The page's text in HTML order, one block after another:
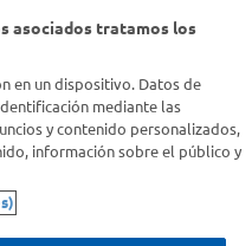
asociados tratamos los
en un dispositivo. Datos de
mediante las
y contenido personalizados,
información sobre el público y